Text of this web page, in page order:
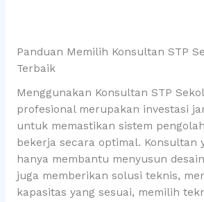
Panduan Memilih Konsultan STP
Terbaik
Menggunakan Konsultan STP
profesional merupakan investasi
untuk memastikan sistem
bekerja secara optimal. Konsultan
hanya membantu menyusun
juga memberikan solusi teknis,
kapasitas yang sesuai, memilih